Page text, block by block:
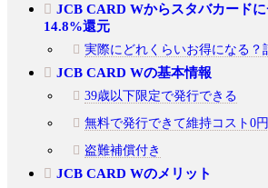
JCB CARD Wからスタバカード
14.8%還元
実際にどれくらいお得になる？
JCB CARD Wの基本情報
39歳以下限定で発行できる
無料で発行できて維持コスト0円
盗難補償付き
JCB CARD Wのメリット